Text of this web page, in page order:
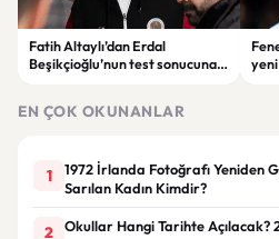
Fatih Altaylı’dan Erdal
Beşikçioğlu’nun test sonucuna
EN ÇOK OKUNANLAR
1
1972 İrlanda Fotoğrafı Yeniden
Sarılan Kadın Kimdir?
2 Okullar Hangi Tarihte Açılacak?